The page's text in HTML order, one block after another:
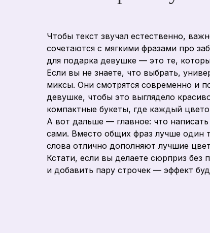
Чтобы текст звучал естественно,
сочетаются с мягкими фразами про
для подарка девушке — это те,
Если вы не знаете, что выбрать,
миксы. Они смотрятся современно и
девушке, чтобы это выглядело
компактные букеты, где каждый
А вот дальше — главное: что
сами. Вместо общих фраз лучше один
слова отлично дополняют лучшие
Кстати, если вы делаете сюрприз без
и добавить пару строчек — эффект